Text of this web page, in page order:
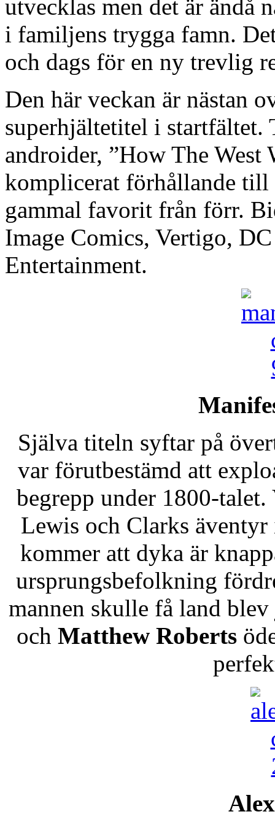
utvecklas men det är ändå
i familjens trygga famn.
och dags för en ny trevlig
Den här veckan är nästan
superhjältetitel i startfältet.
androider, ”How The West
komplicerat förhållande till
gammal favorit från förr.
Image Comics, Vertigo,
Entertainment.
Själva titeln syftar på
var förutbestämd att
begrepp under 1800-
Lewis och Clarks
kommer att dyka är
ursprungsbefolkning
mannen skulle få land
och Matthew Roberts